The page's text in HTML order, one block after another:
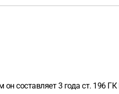
составляет 3 года ст. 196